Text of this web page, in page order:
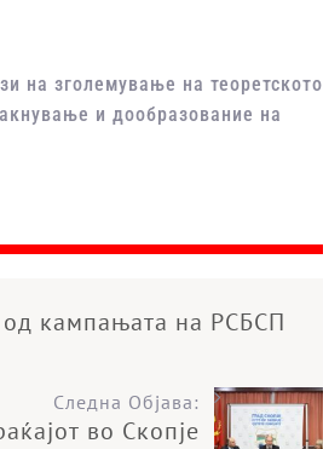
на зголемување на теоретското
и доoбрaзование на
од кампањата на РСБСП
Следна Објава:
во Скопје